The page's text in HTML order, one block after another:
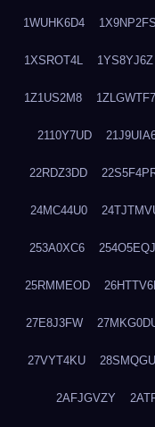
1WUHK6D4 1X9NP2FS
1XSROT4L 1YS8YJ6Z
1Z1US2M8 1ZLGWTF7
2110Y7UD
22RDZ3DD
24MC44U0
253A0XC6 254O5EQJ
25RMMEOD
27E8J3FW
27VYT4KU
2AFJGVZY